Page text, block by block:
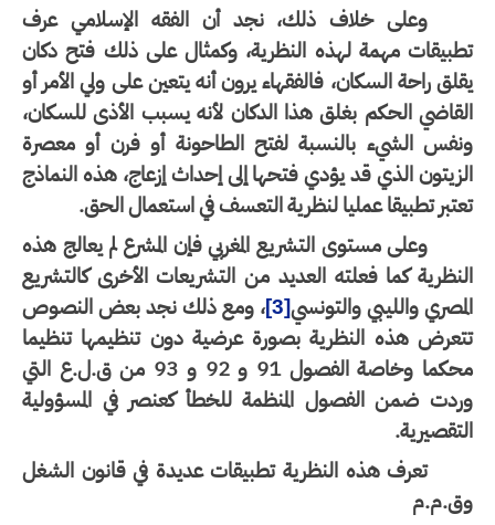
وعلى خلاف ذلك، نجد أن الفقه الإسلامي عرف
مهمة لهذه النظرية، وكمثال على ذلك فتح دكان
راحة السكان، فالفقهاء يرون أنه يتعين على ولي الأمر أو
الحكم بغلق هذا الدكان لأنه يسبب الأذى للسكان،
الشيء بالنسبة لفتح الطاحونة أو فرن أو معصرة
الذي قد يؤدي فتحها إلى إحداث إزعاج، هذه النماذج
تطبيقا عمليا لنظرية التعسف في استعمال الحق.
وعلى مستوى التشريع المغربي فإن المشرع لم يعالج هذه
كما فعلته العديد من التشريعات الأخرى كالتشريع
والليبي والتونسي[3]، ومع ذلك نجد بعض النصوص
هذه النظرية بصورة عرضية دون تنظيمها تنظيما
محكما وخاصة الفصول 91 و 92 و 93 من ق.ل.ع التي
ضمن الفصول المنظمة للخطأ كعنصر في المسؤولية
تعرف هذه النظرية تطبيقات عديدة في قانون الشغل